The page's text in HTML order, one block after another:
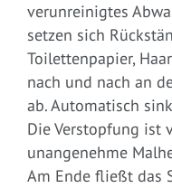
verunreinigtes
setzen sich
Toilettenpapier,
nach und nach an
ab. Automatisch
Die Verstopfung ist
unangenehme
Am Ende fließt das